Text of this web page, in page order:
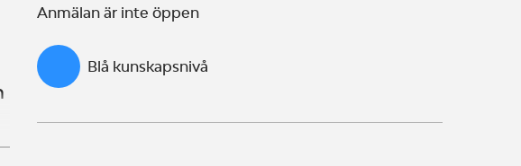
Anmälan är inte öppen
Blå kunskapsnivå